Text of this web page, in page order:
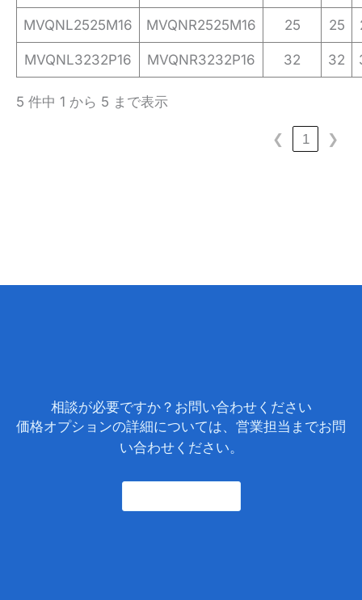
MVQNL2525M16 MVQNR2525M16 25 25
MVQNL3232P16 MVQNR3232P16 32 32
5 件中 1 から 5 まで表示
❮ 1 ❯
相談が必要ですか？お問い合わせください
価格オプションの詳細については、営業担当までお問
い合わせください。